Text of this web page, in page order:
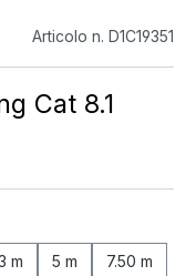
Articolo n. D1C19351
Cat 8.1
m 5 m
7.50 m